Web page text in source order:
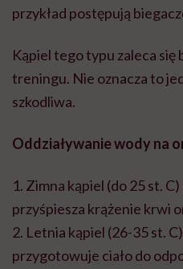
przykład postępują
Kąpiel tego typu zaleca się
treningu. Nie oznacza to
szkodliwa.
Oddziaływaniewody na
1. Zimna kąpiel (do 25 st.
przyśpiesza krążenie krwi
2. Letnia kąpiel (26-35 st.
przygotowuje ciało do